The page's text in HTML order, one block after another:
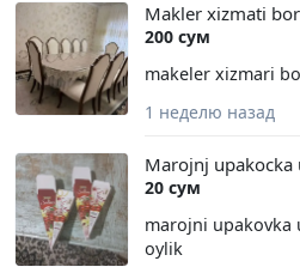
Makler xizmati
200 сум
makeler xizmari
1 неделю назад
Marojnj upakocka
20 сум
marojni upakovka
oylik